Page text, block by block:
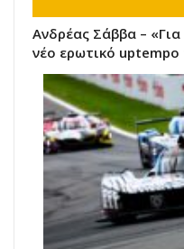
Ανδρέας Σάββα –
νέο ερωτικό uptempo